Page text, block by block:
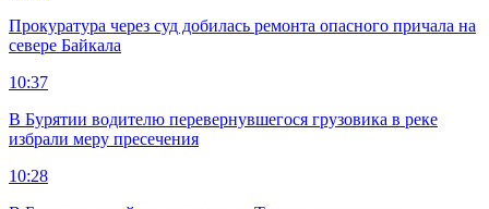
Прокуратура через суд добилась ремонта опасного причала на
севере Байкала
10:37
В Бурятии водителю перевернувшегося грузовика в реке
избрали меру пресечения
10:28